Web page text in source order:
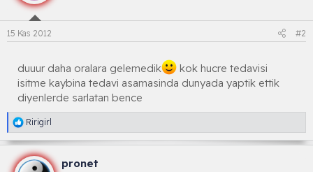
15 Kas 2012 #2
duuur daha oralara gelemedik
kok hucre tedavisi
isitme kaybina tedavi asamasinda dunyada yaptik ettik
diyenlerde sarlatan bence
R
e
a
k
s
Ririgirl
pronet